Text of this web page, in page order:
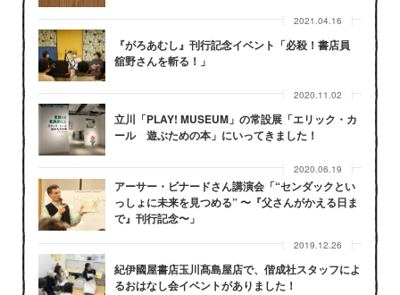
2021.04.16
『がろあむし』刊行記念イベント「必殺！書店員
舘野さんを斬る！」
2020.11.02
立川「PLAY! MUSEUM」の常設展「エリック・カ
ール 遊ぶための本」にいってきました！
2020.06.19
アーサー・ビナードさん講演会「“センダックとい
っしょに未来を見つめる” 〜『父さんがかえる日ま
で』刊行記念〜」
2019.12.26
紀伊國屋書店玉川髙島屋店で、偕成社スタッフによ
るおはなし会イベントがありました！